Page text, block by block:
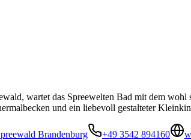
wartet das Spreewelten Bad mit dem
und ein liebevoll gestalteter
Brandenburg +49 3542 894160